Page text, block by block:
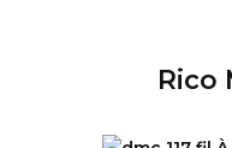
Rico